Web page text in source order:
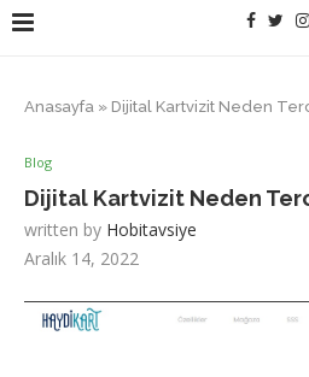
Anasayfa » Dijital Kartvizit Neden
Blog
Dijital Kartvizit Neden
written by Hobitavsiye
Aralık 14, 2022